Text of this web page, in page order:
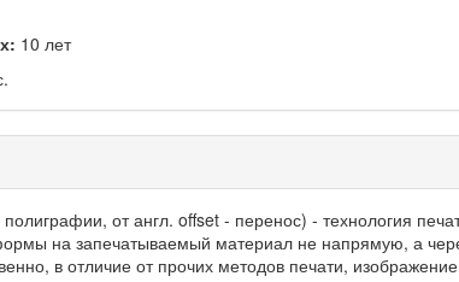
10 лет
от англ. offset - перенос) - технология
на запечатываемый материал не напрямую, а
в отличие от прочих методов печати,